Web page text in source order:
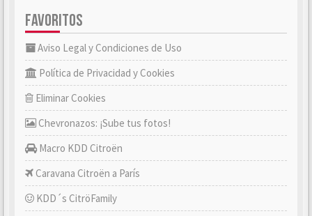
FAVORITOS
Aviso Legal y Condiciones de Uso
Política de Privacidad y Cookies
Eliminar Cookies
Chevronazos: ¡Sube tus fotos!
Macro KDD Citroën
Caravana Citroën a París
KDD´s CitröFamily